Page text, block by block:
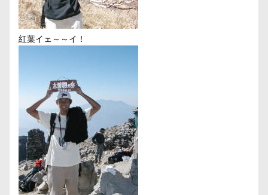
紅葉イェ～～イ！